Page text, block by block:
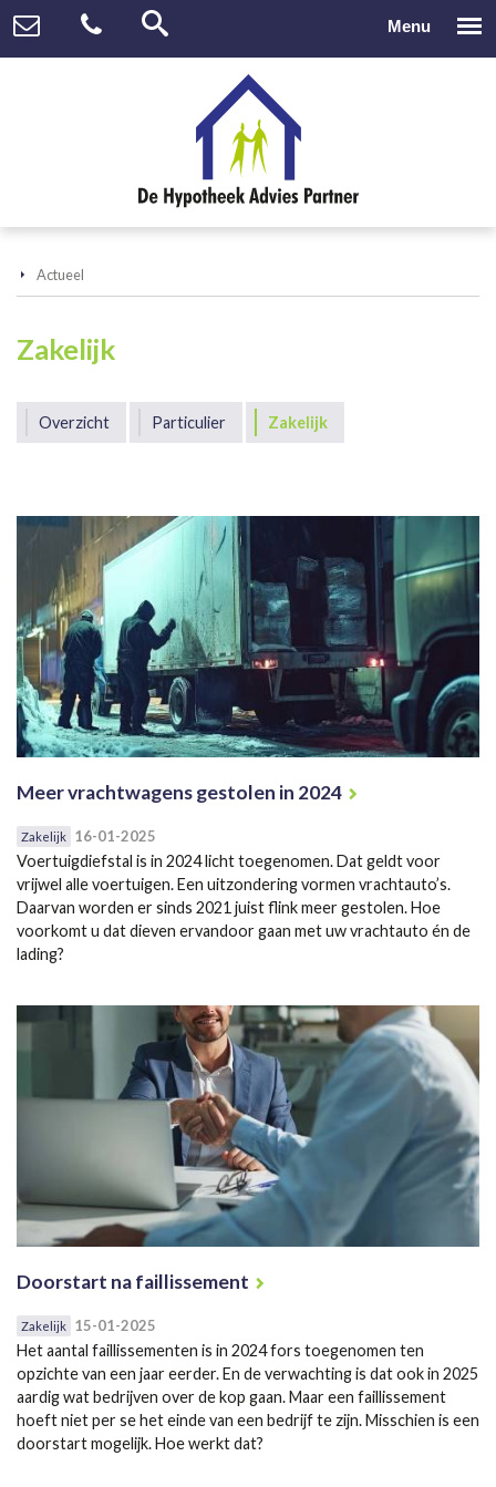
Actueel
Zakelijk
Overzicht Particulier Zakelijk
Meer vrachtwagens gestolen in 2024
Zakelijk 16-01-2025
Voertuigdiefstal is in 2024 licht toegenomen. Dat geldt voor
vrijwel alle voertuigen. Een uitzondering vormen vrachtauto’s.
Daarvan worden er sinds 2021 juist flink meer gestolen. Hoe
voorkomt u dat dieven ervandoor gaan met uw vrachtauto én de
lading?
Doorstart na faillissement
Zakelijk 15-01-2025
Het aantal faillissementen is in 2024 fors toegenomen ten
opzichte van een jaar eerder. En de verwachting is dat ook in 2025
aardig wat bedrijven over de kop gaan. Maar een faillissement
hoeft niet per se het einde van een bedrijf te zijn. Misschien is een
doorstart mogelijk. Hoe werkt dat?